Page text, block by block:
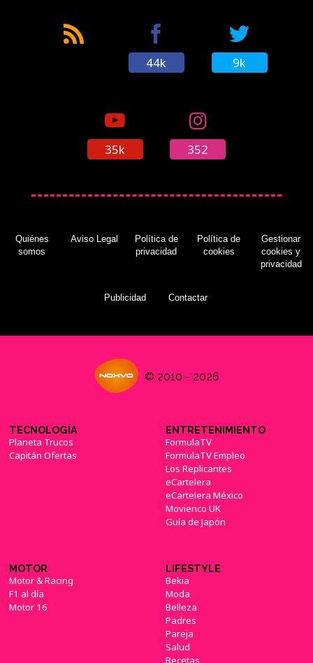
44k 9k
35k 352
Quiénes
somos
Aviso Legal
Política de
privacidad
Política de
cookies
Gestionar
cookies y
privacidad
Publicidad Contactar
© 2010 - 2026
TECNOLOGÍA
Planeta Trucos
Capitán Ofertas
ENTRETENIMIENTO
FormulaTV
FormulaTV Empleo
Los Replicantes
eCartelera
eCartelera México
Movienco UK
Guía de Japón
MOTOR
Motor & Racing
F1 al día
Motor 16
LIFESTYLE
Bekia
Moda
Belleza
Padres
Pareja
Salud
Recetas